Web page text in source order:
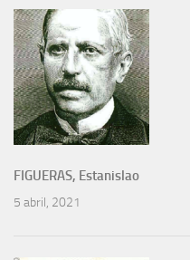
FIGUERAS, Estanislao
5 abril, 2021